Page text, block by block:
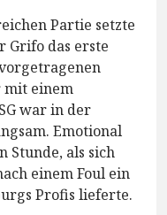
Partie setzte
Grifo das erste
mit einem
war in der
Emotional
Stunde, als sich
einem Foul ein
Profis lieferte.